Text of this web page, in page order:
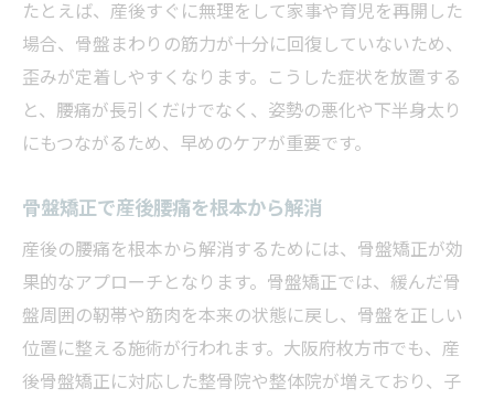
たとえば、産後すぐに無理をして家事や育児を再開した
場合、骨盤まわりの筋力が十分に回復していないため、
歪みが定着しやすくなります。こうした症状を放置する
と、腰痛が長引くだけでなく、姿勢の悪化や下半身太り
にもつながるため、早めのケアが重要です。
骨盤矯正で産後腰痛を根本から解消
産後の腰痛を根本から解消するためには、骨盤矯正が効
果的なアプローチとなります。骨盤矯正では、緩んだ骨
盤周囲の靭帯や筋肉を本来の状態に戻し、骨盤を正しい
位置に整える施術が行われます。大阪府枚方市でも、産
後骨盤矯正に対応した整骨院や整体院が増えており、子